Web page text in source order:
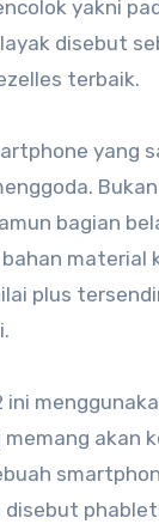
yakni
disebut
terbaik.
yang
bagian
material
plus
ini
memang akan
disebut